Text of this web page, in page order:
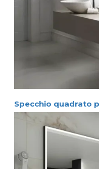
Specchio quadrato